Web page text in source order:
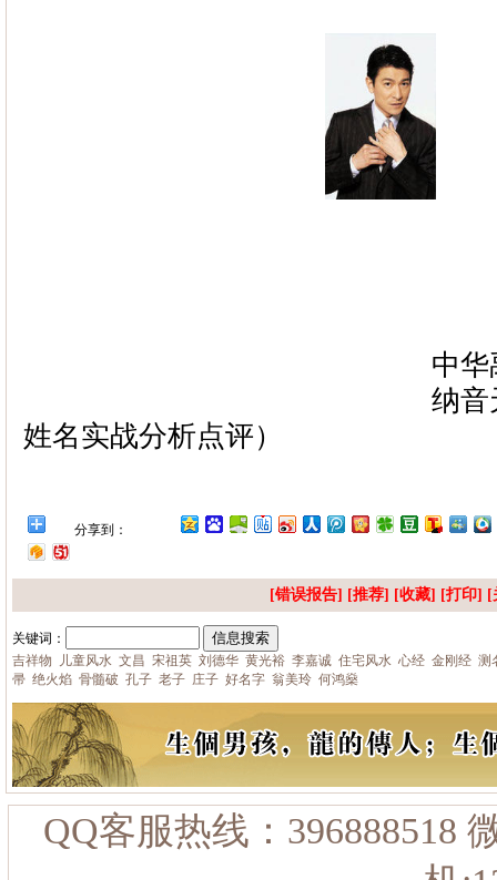
中华禹王宝宝
纳音天机姓名理
姓名实战分析点评）
分享到：
[错误报告] [推荐] [收藏] [打印] [
关键词：
吉祥物
儿童风水 文昌 宋祖英 刘德华 黄光裕 李嘉诚 住宅风水 心经 金刚经 测
帚 绝火焰 骨髓破 孔子 老子 庄子 好名字 翁美玲 何鸿燊
QQ客服热线：396888518